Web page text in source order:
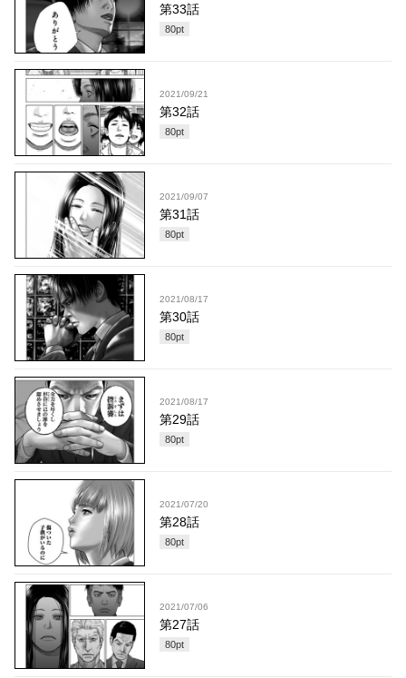
第33話
80pt
2021/09/21
第32話
80pt
2021/09/07
第31話
80pt
2021/08/17
第30話
80pt
2021/08/17
第29話
80pt
2021/07/20
第28話
80pt
2021/07/06
第27話
80pt